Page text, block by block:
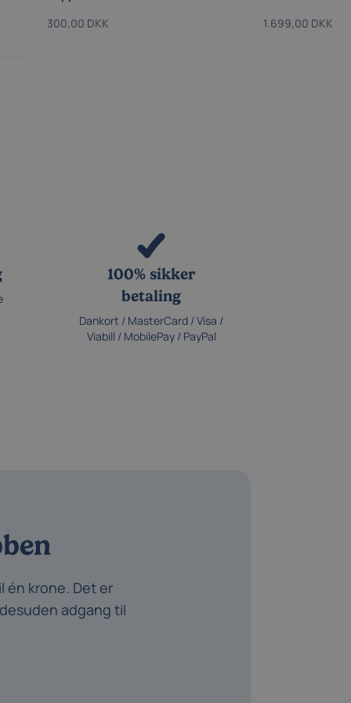
300,00 DKK
1.699,00 DKK
100% sikker
betaling
Dankort / MasterCard / Visa /
Viabill / MobilePay / PayPal
én krone. Det er
adgang til